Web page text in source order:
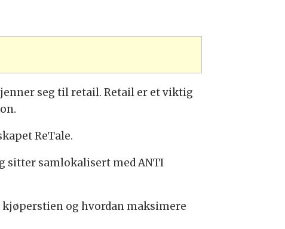
seg til retail. Retail er et viktig
ReTale.
sitter samlokalisert med ANTI
og hvordan maksimere